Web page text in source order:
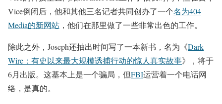
Vice倒闭后，他和其他三名记者共同创办了一个名为404
Media的新网站 ，他们在那里做了一些非常出色的工作。
除此之外，Joseph还抽出时间写了一本新书，名为《Dark
Wire：有史以来最大规模诱捕行动的惊人真实故事》，将于
6月出版。这基本上是一个骗局，但FBI运营着一个电话网
络，是真的。